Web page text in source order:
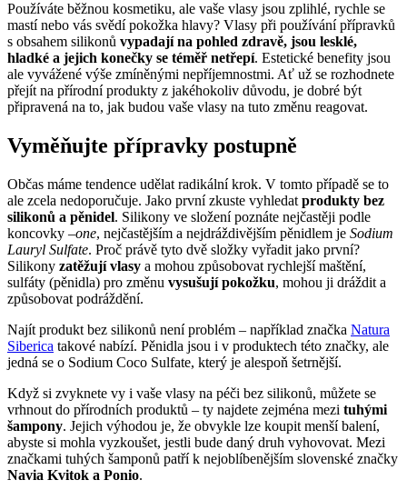
Používáte běžnou kosmetiku, ale vaše vlasy jsou zplihlé, rychle se
mastí nebo vás svědí pokožka hlavy? Vlasy při používání přípravků
s obsahem silikonů vypadají na pohled zdravě, jsou lesklé,
hladké a jejich konečky se téměř netřepí. Estetické benefity jsou
ale vyvážené výše zmíněnými nepříjemnostmi. Ať už se rozhodnete
přejít na přírodní produkty z jakéhokoliv důvodu, je dobré být
připravená na to, jak budou vaše vlasy na tuto změnu reagovat.
Vyměňujte přípravky postupně
Občas máme tendence udělat radikální krok. V tomto případě se to
ale zcela nedoporučuje. Jako první zkuste vyhledat produkty bez
silikonů a pěnidel. Silikony ve složení poznáte nejčastěji podle
koncovky –one, nejčastějším a nejdráždivějším pěnidlem je Sodium
Lauryl Sulfate. Proč právě tyto dvě složky vyřadit jako první?
Silikony zatěžují vlasy a mohou způsobovat rychlejší maštění,
sulfáty (pěnidla) pro změnu vysušují pokožku, mohou ji dráždit a
způsobovat podráždění.
Najít produkt bez silikonů není problém – například značka Natura
Siberica takové nabízí. Pěnidla jsou i v produktech této značky, ale
jedná se o Sodium Coco Sulfate, který je alespoň šetrnější.
Když si zvyknete vy i vaše vlasy na péči bez silikonů, můžete se
vrhnout do přírodních produktů – ty najdete zejména mezi tuhými
šampony. Jejich výhodou je, že obvykle lze koupit menší balení,
abyste si mohla vyzkoušet, jestli bude daný druh vyhovovat. Mezi
značkami tuhých šamponů patří k nejoblíbenějším slovenské značky
Navia Kvitok a Ponio.